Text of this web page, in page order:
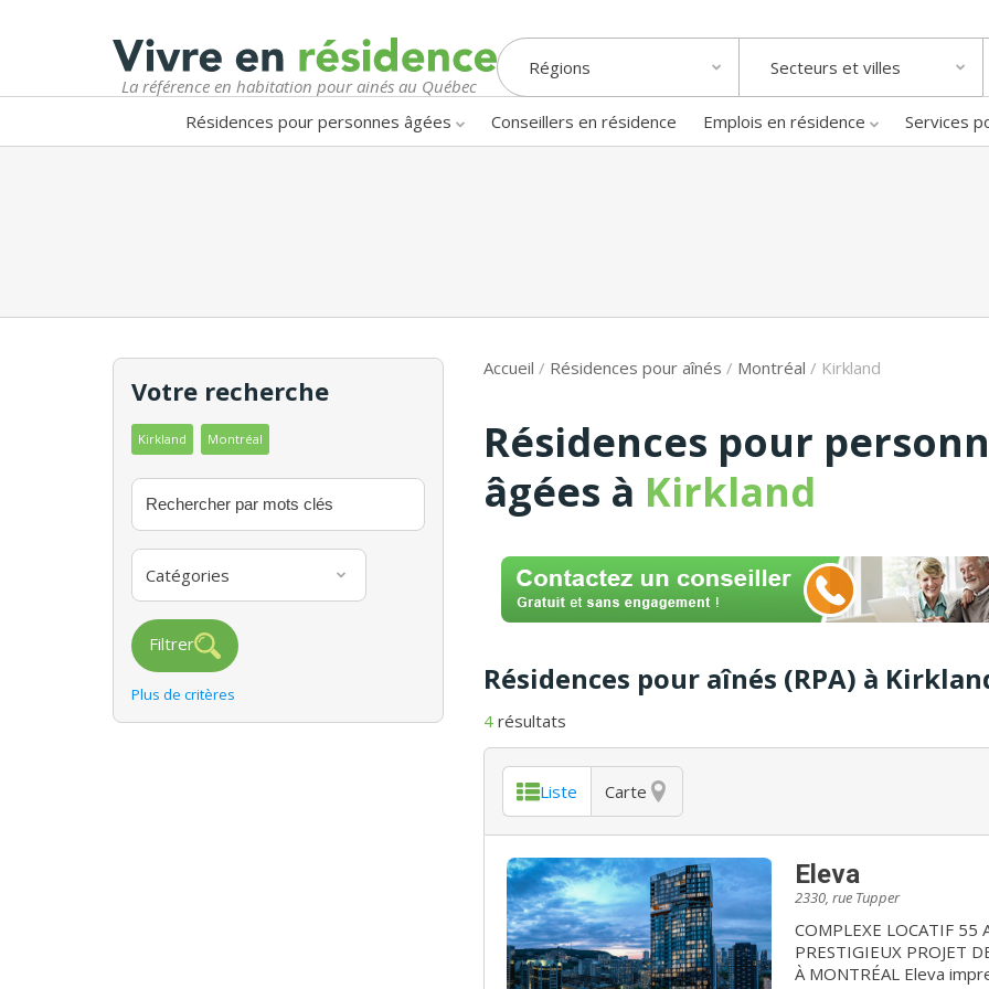
La référence en habitation pour ainés au Québec
Régions Secteurs et villes
Résidences pour personnes âgées Conseillers en résidence Emplois en résidence Services
Votre recherche
Kirkland Montréal
Catégories
Filtrer
Plus de critères
Accueil / Résidences pour aînés / Montréal / Kirkland
Résidences pour
âgées à Kirkland
Résidences pour aînés (RPA) à
4 résultats
Liste Carte
Eleva
2330, rue Tupper
COMPLEXE LOCATIF 55 ANS ET + /
PRESTIGIEUX PROJET
À MONTRÉAL Eleva impressionne et capte l'imaginaire. Spécialement